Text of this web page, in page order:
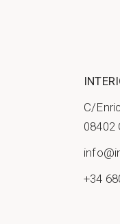
C/
08402
+34